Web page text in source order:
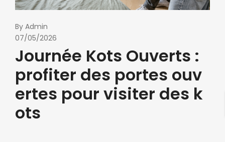
By Admin
07/05/2026
Journée Kots Ouverts :
profiter des portes ouv
ertes pour visiter des k
ots